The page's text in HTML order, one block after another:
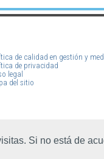
Si no está de
de calidad en gestión y
de privacidad
legal
del sitio